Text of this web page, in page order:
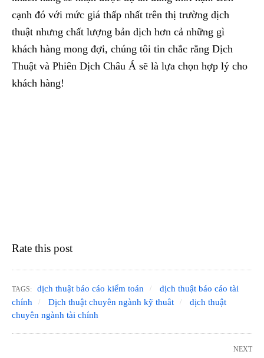
cạnh đó với mức giá thấp nhất trên thị trường dịch
thuật nhưng chất lượng bản dịch hơn cả những gì
khách hàng mong đợi, chúng tôi tin chắc rằng Dịch
Thuật và Phiên Dịch Châu Á sẽ là lựa chọn hợp lý cho
khách hàng!
Rate this post
TAGS: dịch thuật báo cáo kiểm toán
dịch thuật báo cáo tài
chính
Dịch thuật chuyên ngành kỹ thuât
dịch thuật
chuyên ngành tài chính
NEXT